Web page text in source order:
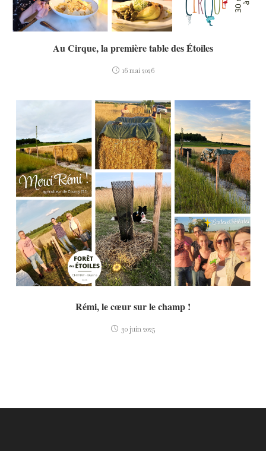
Au Cirque, la première table des Étoiles
16 mai 2026
Rémi, le cœur sur le champ !
30 juin 2025